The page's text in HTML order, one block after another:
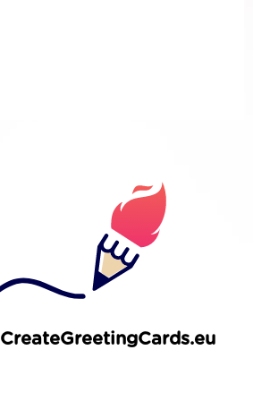
CreateGreetingCards.eu